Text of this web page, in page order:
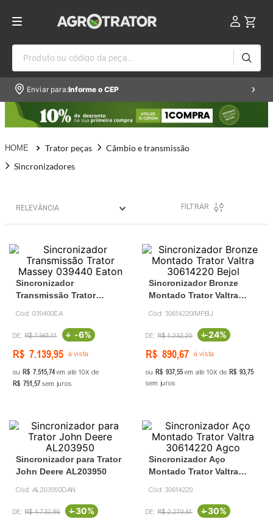
Produto ou código da peça...
Enviar para:Informe o CEP
Trator peças
Câmbio e transmissão
Sincronizadores
RELEVÂNCIA FILTRAR
Sincronizador
Transmissão Trator
Cód: 039400EA
R$ 7.961,11 -6%
R$ 7.139,95 à vista
ou R$ 751574em até 10 de
R$ 751 57 sem juros
Sincronizador Bronze
Montado Trator Valtra
Cód: 30614220IMPBJ
R$ 1.232,25 -24%
R$ 890,67 à vista
ou R$ 93755 em até 10 de R$ 9375
sem juros
Sincronizador para Trator
John Deere AL203950
Cód: AL203950DAN
R$ 4.732,89 -30%
Sincronizador Aço
Montado Trator Valtra
Cód: 30614220
R$ 2.270,61 -30%